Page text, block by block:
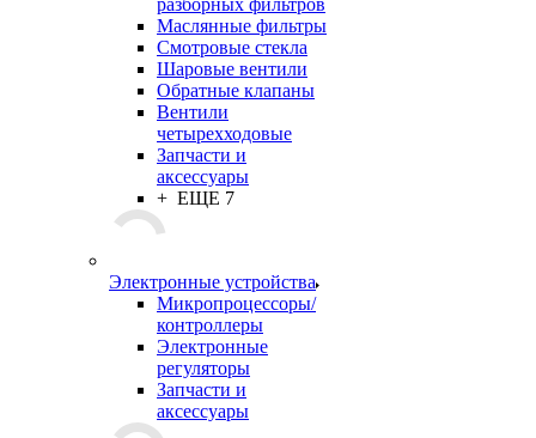
разборных фильтров
Маслянные фильтры
Смотровые стекла
Шаровые вентили
Обратные клапаны
Вентили
четырехходовые
Запчасти и
аксессуары
+ ЕЩЕ 7
Электронные устройства
Микропроцессоры/
контроллеры
Электронные
регуляторы
Запчасти и
аксессуары